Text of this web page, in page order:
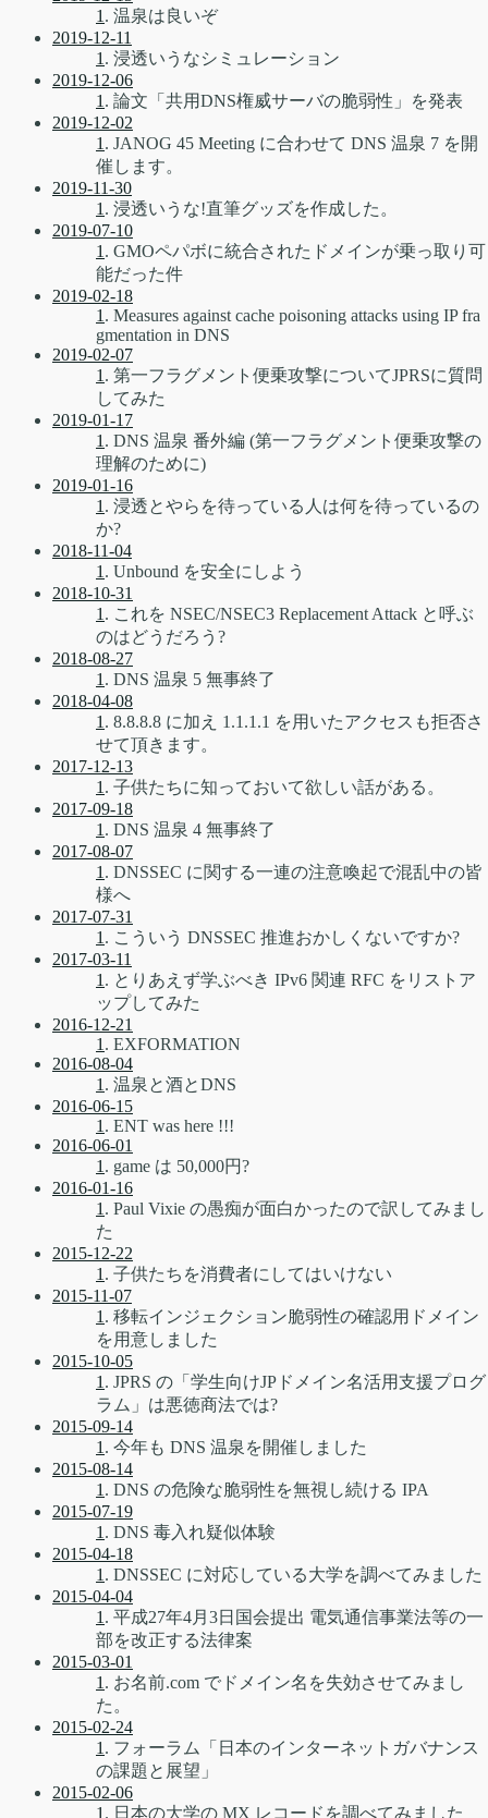
1 . 温泉は良いぞ
2019-12-11
1 . 浸透いうなシミュレーション
2019-12-06
1 . 論文「共用DNS権威サーバの脆弱性」を発表
2019-12-02
1 . JANOG 45 Meeting に合わせて DNS 温泉 7 を開
催します。
2019-11-30
1 . 浸透いうな!直筆グッズを作成した。
2019-07-10
1 . GMOペパボに統合されたドメインが乗っ取り可
能だった件
2019-02-18
1 . Measures against cache poisoning attacks using IP fra
gmentation in DNS
2019-02-07
1 . 第一フラグメント便乗攻撃についてJPRSに質問
してみた
2019-01-17
1 . DNS 温泉 番外編 (第一フラグメント便乗攻撃の
理解のために)
2019-01-16
1 . 浸透とやらを待っている人は何を待っているの
か?
2018-11-04
1 . Unbound を安全にしよう
2018-10-31
1 . これを NSEC/NSEC3 Replacement Attack と呼ぶ
のはどうだろう?
2018-08-27
1 . DNS 温泉 5 無事終了
2018-04-08
1 . 8.8.8.8 に加え 1.1.1.1 を用いたアクセスも拒否さ
せて頂きます。
2017-12-13
1 . 子供たちに知っておいて欲しい話がある。
2017-09-18
1 . DNS 温泉 4 無事終了
2017-08-07
1 . DNSSEC に関する一連の注意喚起で混乱中の皆
様へ
2017-07-31
1 . こういう DNSSEC 推進おかしくないですか?
2017-03-11
1 . とりあえず学ぶべき IPv6 関連 RFC をリストア
ップしてみた
2016-12-21
1 . EXFORMATION
2016-08-04
1 . 温泉と酒とDNS
2016-06-15
1 . ENT was here !!!
2016-06-01
1 . game は 50,000円?
2016-01-16
1 . Paul Vixie の愚痴が面白かったので訳してみまし
た
2015-12-22
1 . 子供たちを消費者にしてはいけない
2015-11-07
1 . 移転インジェクション脆弱性の確認用ドメイン
を用意しました
2015-10-05
1 . JPRS の「学生向けJPドメイン名活用支援プログ
ラム」は悪徳商法では?
2015-09-14
1 . 今年も DNS 温泉を開催しました
2015-08-14
1 . DNS の危険な脆弱性を無視し続ける IPA
2015-07-19
1 . DNS 毒入れ疑似体験
2015-04-18
1 . DNSSEC に対応している大学を調べてみました
2015-04-04
1 . 平成27年4月3日国会提出 電気通信事業法等の一
部を改正する法律案
2015-03-01
1 . お名前.com でドメイン名を失効させてみまし
た。
2015-02-24
1 . フォーラム「日本のインターネットガバナンス
の課題と展望」
2015-02-06
1 . 日本の大学の MX レコードを調べてみました